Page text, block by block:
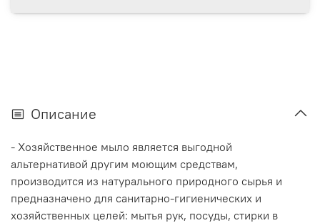
Описание
- Хозяйственное мыло является выгодной
альтернативой другим моющим средствам,
производится из натурального природного сырья и
предназначено для санитарно-гигиенических и
хозяйственных целей: мытья рук, посуды, стирки в